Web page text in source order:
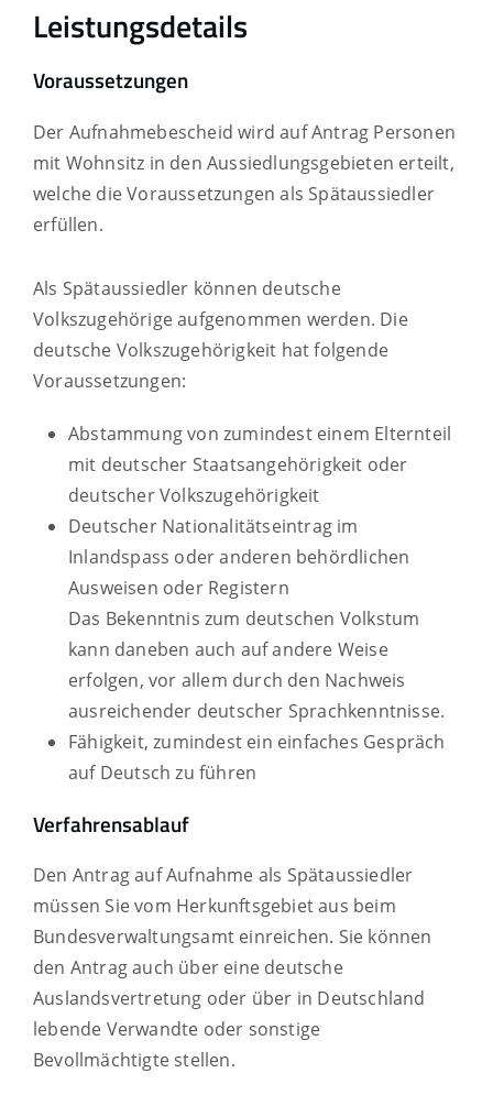
Leistungsdetails
Voraussetzungen
Der Aufnahmebescheid wird auf Antrag Personen
mit Wohnsitz in den Aussiedlungsgebieten erteilt,
welche die Voraussetzungen als Spätaussiedler
erfüllen.
Als Spätaussiedler können deutsche
Volkszugehörige aufgenommen werden. Die
deutsche Volkszugehörigkeit hat folgende
Voraussetzungen:
Abstammung von zumindest einem Elternteil
mit deutscher Staatsangehörigkeit oder
deutscher Volkszugehörigkeit
Deutscher Nationalitätseintrag im
Inlandspass oder anderen behördlichen
Ausweisen oder Registern
Das Bekenntnis zum deutschen Volkstum
kann daneben auch auf andere Weise
erfolgen, vor allem durch den Nachweis
ausreichender deutscher Sprachkenntnisse.
Fähigkeit, zumindest ein einfaches Gespräch
auf Deutsch zu führen
Verfahrensablauf
Den Antrag auf Aufnahme als Spätaussiedler
müssen Sie vom Herkunftsgebiet aus beim
Bundesverwaltungsamt einreichen. Sie können
den Antrag auch über eine deutsche
Auslandsvertretung oder über in Deutschland
lebende Verwandte oder sonstige
Bevollmächtigte stellen.